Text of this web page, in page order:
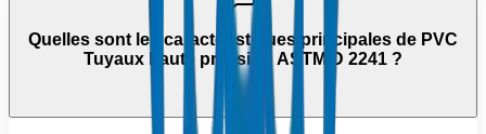
Quelles sont les caractéristiques principales de PVC
Tuyaux haute pression ASTM D 2241 ?